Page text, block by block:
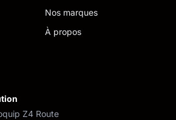
Nos marques
À propos
Z4 Route